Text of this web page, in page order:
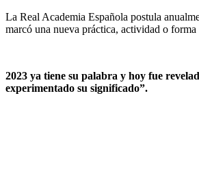
La Real Academia Española postula
marcó una nueva práctica, actividad o forma
2023 ya tiene su palabra y hoy fue
experimentado su significado”.